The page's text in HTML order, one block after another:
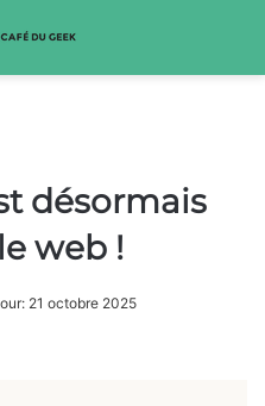
désormais
web !
21 octobre 2025